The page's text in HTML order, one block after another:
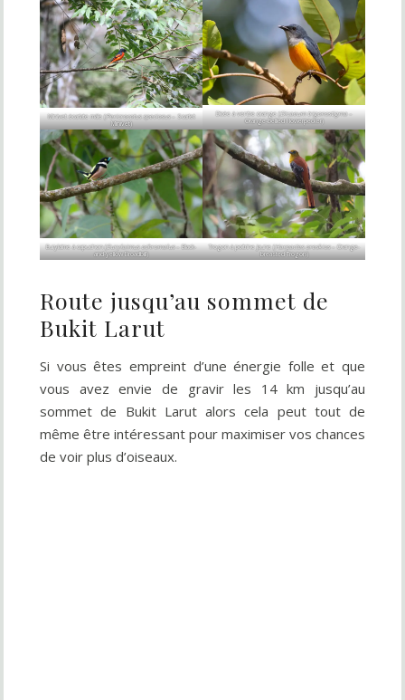
Minivet écarlate mâle (Pericrocotus speciosus– Scarlet
Minivet)
Dicée à ventre orange (Dicaeum trigonostigma–
Orange-bellied Flowerpecker)
Eurylaime à capuchon (Eurylaimus ochromalus– Black-
and-yellow Broadbill)
Trogon à poitrine jaune (Harpactes oreskios– Orange-
breasted Trogon)
Route jusqu’au sommet de
Bukit Larut
Si vous êtes empreint d’une énergie folle et que
vous avez envie de gravir les 14 km jusqu’au
sommet de Bukit Larut alors cela peut tout de
même être intéressant pour maximiser vos chances
de voir plus d’oiseaux.